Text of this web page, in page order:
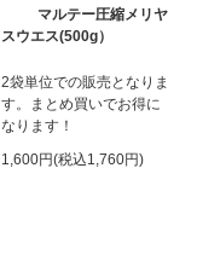
マルテー圧縮メリヤ
スウエス(500g）
2袋単位での販売となりま
す。まとめ買いでお得に
なります！
1,600円(税込1,760円)